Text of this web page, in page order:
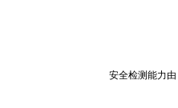
安全检测能力由